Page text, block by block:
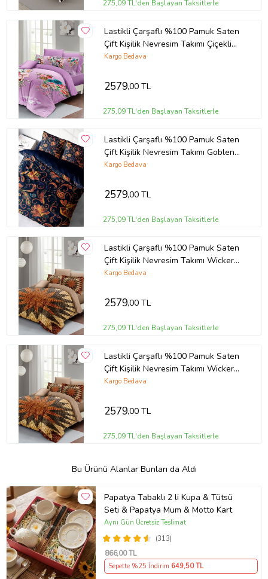
275,09 TL'den Başlayan Taksitlerle
Lastikli Çarşaflı %100 Pamuk Saten
Çift Kişilik Nevresim Takımı Çiçekli
Lila
Kargo Bedava
2579,00 TL
275,09 TL'den Başlayan Taksitlerle
Lastikli Çarşaflı %100 Pamuk Saten
Çift Kişilik Nevresim Takımı Goblen
Çiçekleri
Kargo Bedava
2579,00 TL
275,09 TL'den Başlayan Taksitlerle
Lastikli Çarşaflı %100 Pamuk Saten
Çift Kişilik Nevresim Takımı Wicker
Flower
Kargo Bedava
2579,00 TL
275,09 TL'den Başlayan Taksitlerle
Lastikli Çarşaflı %100 Pamuk Saten
Çift Kişilik Nevresim Takımı Wicker
Flower
Kargo Bedava
2579,00 TL
275,09 TL'den Başlayan Taksitlerle
Bu Ürünü Alanlar Bunları da Aldı
Papatya Tabaklı 2 li Kupa & Tütsü
Seti & Papatya Mum & Motto Kart
(313)
Aynı Gün Ücretsiz Teslimat
866,00 TL
Sepette %25 İndirim 649,50 TL